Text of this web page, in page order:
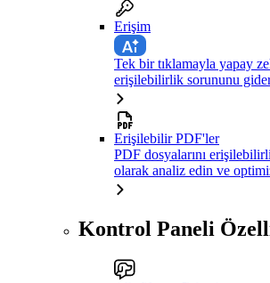
Erişim
Tek bir tıklamayla yapay
erişilebilirlik sorununu
Erişilebilir PDF'ler
PDF dosyalarını
olarak analiz edin ve
Kontrol Paneli